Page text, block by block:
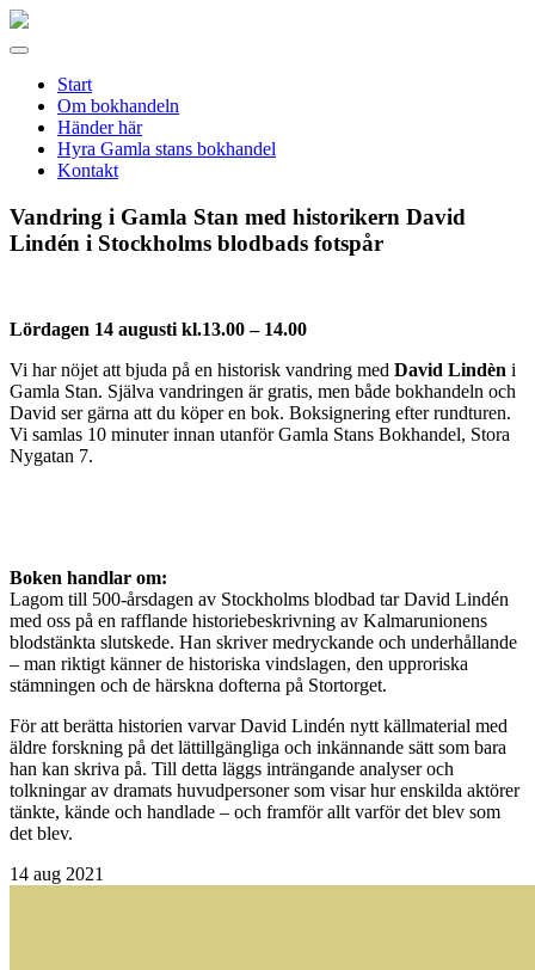
Gamla
Meny
Start
Om bokhandeln
Händer här
Hyra Gamla stans bokhandel
Kontakt
Vandring i Gamla Stan med historikern David
Lindén i Stockholms blodbads fotspår
Lördagen 14 augusti kl.13.00 – 14.00
Vi har nöjet att bjuda på en historisk vandring med David Lindèn i
Gamla Stan. Själva vandringen är gratis, men både bokhandeln och
David ser gärna att du köper en bok. Boksignering efter rundturen.
Vi samlas 10 minuter innan utanför Gamla Stans Bokhandel, Stora
Nygatan 7.
Boken handlar om:
Lagom till 500-årsdagen av Stockholms blodbad tar David Lindén
med oss på en rafflande historiebeskrivning av Kalmarunionens
blodstänkta slutskede. Han skriver medryckande och underhållande
– man riktigt känner de historiska vindslagen, den upproriska
stämningen och de härskna dofterna på Stortorget.
För att berätta historien varvar David Lindén nytt källmaterial med
äldre forskning på det lättillgängliga och inkännande sätt som bara
han kan skriva på. Till detta läggs inträngande analyser och
tolkningar av dramats huvudpersoner som visar hur enskilda aktörer
tänkte, kände och handlade – och framför allt varför det blev som
det blev.
14 aug 2021